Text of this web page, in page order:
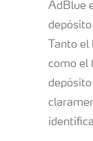
AdBlue
Tanto
como el